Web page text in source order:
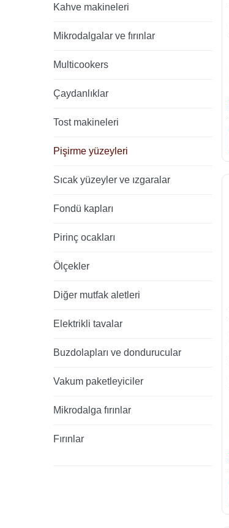
Kahve makineleri
Mikrodalgalar ve fırınlar
Multicookers
Çaydanlıklar
Tost makineleri
Pişirme yüzeyleri
Sıcak yüzeyler ve ızgaralar
Fondü kapları
Pirinç ocakları
Ölçekler
Diğer mutfak aletleri
Elektrikli tavalar
Buzdolapları ve dondurucular
Vakum paketleyiciler
Mikrodalga fırınlar
Fırınlar